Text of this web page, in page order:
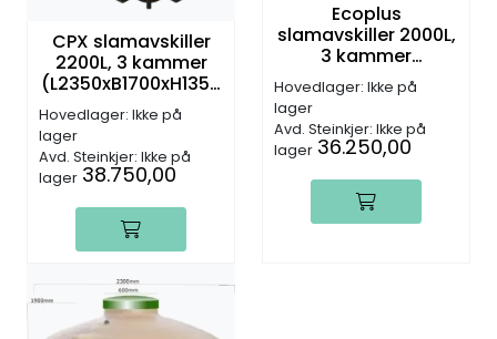
CPX slamavskiller
2200L, 3 kammer
(L2350xB1700xH1350
mm)
Hovedlager: Ikke på
lager
Avd. Steinkjer: Ikke på
lager 38.750,00
Ecoplus
slamavskiller 2000L,
3 kammer
(L2440xB1320xH1318
mm)
Hovedlager: Ikke på
lager
Avd. Steinkjer: Ikke på
lager 36.250,00